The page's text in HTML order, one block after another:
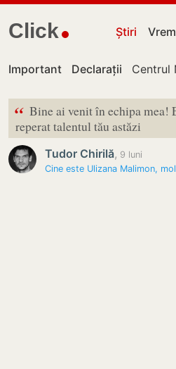
Click Știri
Important Declarații Centrul
“ Bine ai venit în echipa mea!
reperat talentul tău astăzi
Tudor Chirilă, 9 luni